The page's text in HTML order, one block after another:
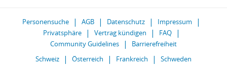
Personensuche AGB Datenschutz
Impressum
Privatsphäre
Vertrag kündigen
FAQ
Community Guidelines
Barrierefreiheit
Schweiz
Österreich Frankreich Schweden